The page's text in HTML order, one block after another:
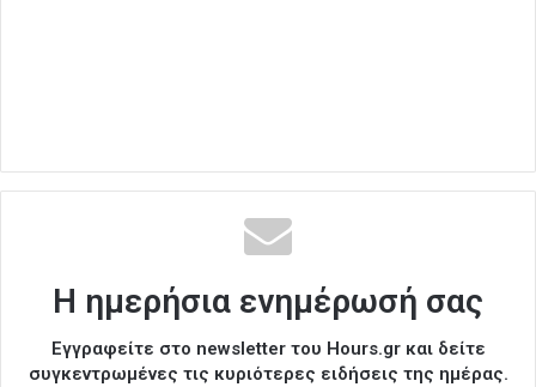
Η ημερήσια ενημέρωσή σας
Εγγραφείτε στο newsletter του Hours.gr και δείτε
συγκεντρωμένες τις κυριότερες ειδήσεις της ημέρας.